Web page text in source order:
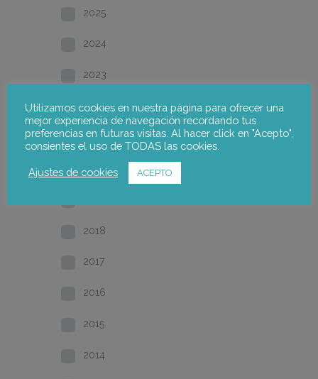
2025
2024
2023
2022
2021
2020
2018
2017
2016
2015
2014
Utilizamos cookies en nuestra página para ofrecer una
mejor experiencia de navegación recordando tus
preferencias en futuras visitas. Al hacer click en "Acepto",
consientes el uso de TODAS las cookies.
Ajustes de cookies ACEPTO